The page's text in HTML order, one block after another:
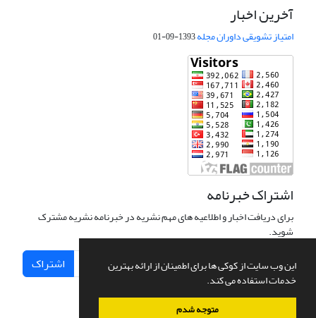
این وب سایت از کوکی ها برای اطمینان از ارائه بهترین
خدمات استفاده می کند.
متوجه شدم
آخرین اخبار
امتیاز تشویقی داوران مجله1393-09-01
اشتراک خبرنامه
برای دریافت اخبار و اطلاعیه های مهم نشریه در خبرنامه نشریه مشترک
شوید.
اشتراک